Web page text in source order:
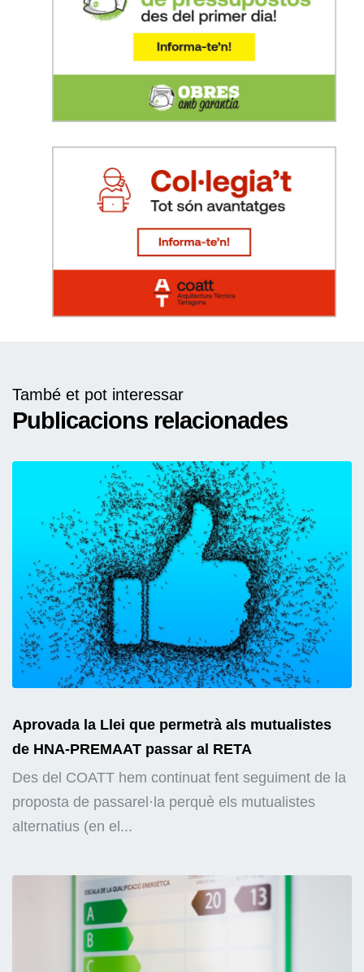
També et pot interessar
Publicacions relacionades
Aprovada la Llei que permetrà als mutualistes
de HNA-PREMAAT passar al RETA
Des del COATT hem continuat fent seguiment de la
proposta de passarel·la perquè els mutualistes
alternatius (en el...